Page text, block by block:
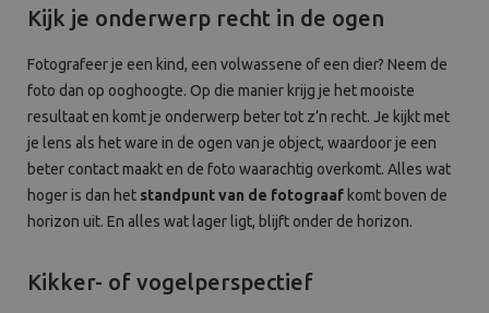
Huren
Kijk je onderwerp recht in de ogen
Fotografeer je een kind, een volwassene of een dier? Neem de
foto dan op ooghoogte. Op die manier krijg je het mooiste
resultaat en komt je onderwerp beter tot z’n recht. Je kijkt met
je lens als het ware in de ogen van je object, waardoor je een
beter contact maakt en de foto waarachtig overkomt. Alles wat
hoger is dan het standpunt van de fotograaf komt boven de
horizon uit. En alles wat lager ligt, blijft onder de horizon.
Kikker- of vogelperspectief